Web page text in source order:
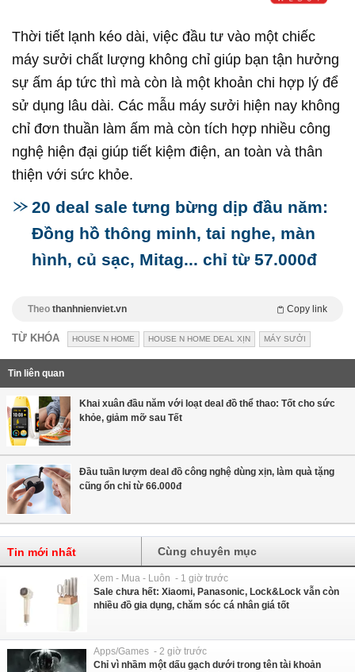
Thời tiết lạnh kéo dài, việc đầu tư vào một chiếc
máy sưởi chất lượng không chỉ giúp bạn tận hưởng
sự ấm áp tức thì mà còn là một khoản chi hợp lý để
sử dụng lâu dài. Các mẫu máy sưởi hiện nay không
chỉ đơn thuần làm ấm mà còn tích hợp nhiều công
nghệ hiện đại giúp tiết kiệm điện, an toàn và thân
thiện với sức khỏe.
20 deal sale tưng bừng dịp đầu năm:
Đồng hồ thông minh, tai nghe, màn
hình, củ sạc, Mitag... chỉ từ 57.000đ
Theo thanhnienviet.vn Copy link
TỪ KHÓA HOUSE N HOME HOUSE N HOME DEAL XỊN MÁY SƯỞI
Tin liên quan
Khai xuân đầu năm với loạt deal đồ thể thao: Tốt cho sức
khỏe, giảm mỡ sau Tết
Đầu tuần lượm deal đồ công nghệ dùng xịn, làm quà tặng
cũng ổn chỉ từ 66.000đ
Tin mới nhất Cùng chuyên mục
Xem - Mua - Luôn - 1 giờ trước
Sale chưa hết: Xiaomi, Panasonic, Lock&Lock vẫn còn
nhiều đồ gia dụng, chăm sóc cá nhân giá tốt
Apps/Games - 2 giờ trước
Chỉ vì nhầm một dấu gạch dưới trong tên tài khoản